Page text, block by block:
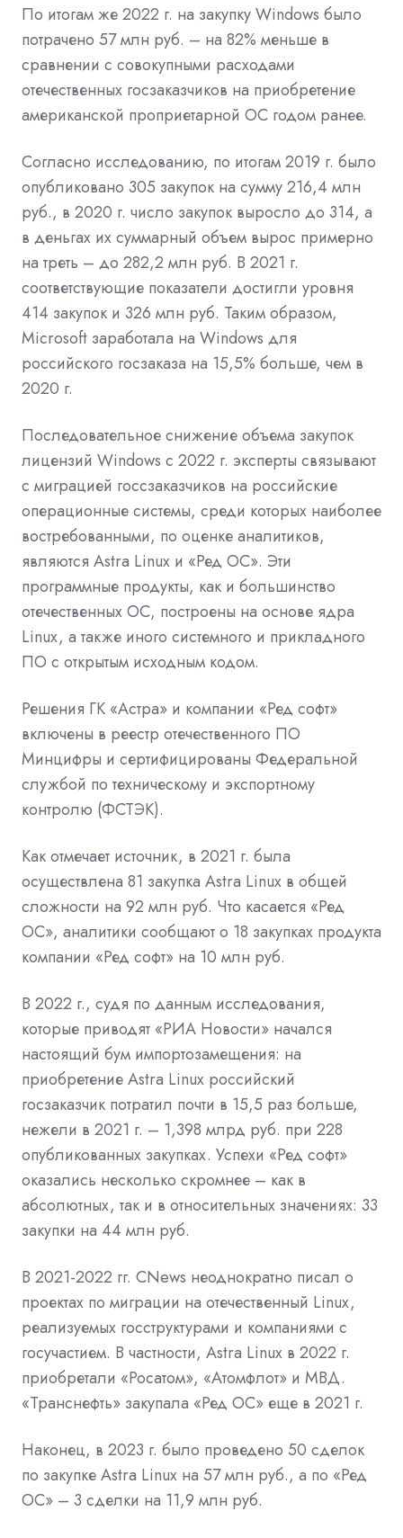
По итогам же 2022 г. на закупку Windows было
потрачено 57 млн руб. – на 82% меньше в
сравнении с совокупными расходами
отечественных госзаказчиков на приобретение
американской проприетарной ОС годом ранее.
Согласно исследованию, по итогам 2019 г. было
опубликовано 305 закупок на сумму 216,4 млн
руб., в 2020 г. число закупок выросло до 314, а
в деньгах их суммарный объем вырос примерно
на треть – до 282,2 млн руб. В 2021 г.
соответствующие показатели достигли уровня
414 закупок и 326 млн руб. Таким образом,
Microsoft заработала на Windows для
российского госзаказа на 15,5% больше, чем в
2020 г.
Последовательное снижение объема закупок
лицензий Windows с 2022 г. эксперты связывают
с миграцией госсзаказчиков на российские
операционные системы, среди которых наиболее
востребованными, по оценке аналитиков,
являются Astra Linux и «Ред ОС». Эти
программные продукты, как и большинство
отечественных ОС, построены на основе ядра
Linux, а также иного системного и прикладного
ПО с открытым исходным кодом.
Решения ГК «Астра» и компании «Ред софт»
включены в реестр отечественного ПО
Минцифры и сертифицированы Федеральной
службой по техническому и экспортному
контролю (ФСТЭК).
Как отмечает источник, в 2021 г. была
осуществлена 81 закупка Astra Linux в общей
сложности на 92 млн руб. Что касается «Ред
ОС», аналитики сообщают о 18 закупках продукта
компании «Ред софт» на 10 млн руб.
В 2022 г., судя по данным исследования,
которые приводят «РИА Новости» начался
настоящий бум импортозамещения: на
приобретение Astra Linux российский
госзаказчик потратил почти в 15,5 раз больше,
нежели в 2021 г. – 1,398 млрд руб. при 228
опубликованных закупках. Успехи «Ред софт»
оказались несколько скромнее – как в
абсолютных, так и в относительных значениях: 33
закупки на 44 млн руб.
В 2021-2022 гг. CNews неоднократно писал о
проектах по миграции на отечественный Linux,
реализуемых госструктурами и компаниями с
госучастием. В частности, Astra Linux в 2022 г.
приобретали «Росатом», «Атомфлот» и МВД.
«Транснефть» закупала «Ред ОС» еще в 2021 г.
Наконец, в 2023 г. было проведено 50 сделок
по закупке Astra Linux на 57 млн руб., а по «Ред
ОС» – 3 сделки на 11,9 млн руб.